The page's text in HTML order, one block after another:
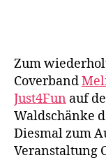
Zum
Coverband
Just4Fun auf
Waldschänke
Diesmal zum
Veranstaltung